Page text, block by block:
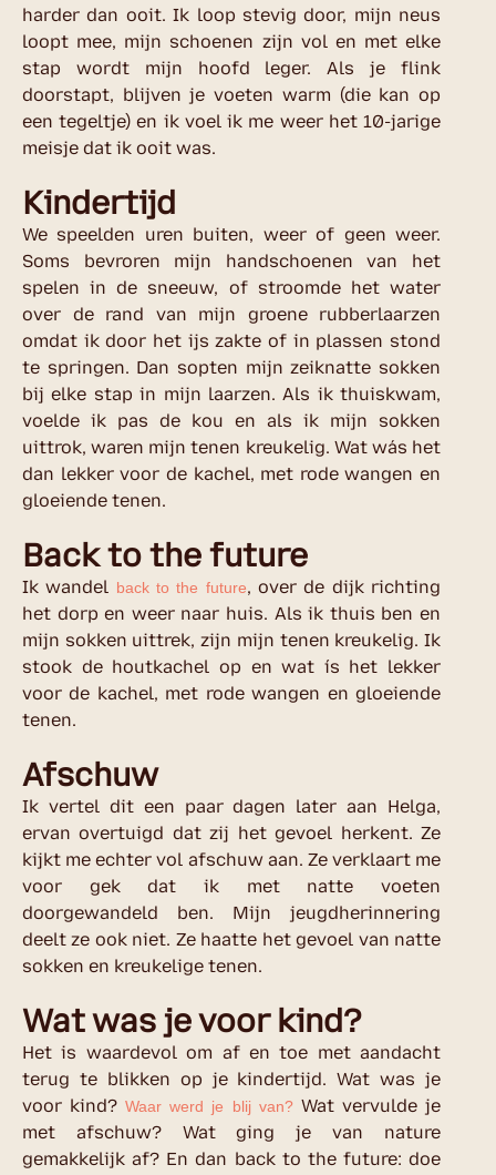
harder dan ooit. Ik loop stevig door, mijn neus
loopt mee, mijn schoenen zijn vol en met elke
stap wordt mijn hoofd leger. Als je flink
doorstapt, blijven je voeten warm (die kan op
een tegeltje) en ik voel ik me weer het 10-jarige
meisje dat ik ooit was.
Kindertijd
We speelden uren buiten, weer of geen weer.
Soms bevroren mijn handschoenen van het
spelen in de sneeuw, of stroomde het water
over de rand van mijn groene rubberlaarzen
omdat ik door het ijs zakte of in plassen stond
te springen. Dan sopten mijn zeiknatte sokken
bij elke stap in mijn laarzen. Als ik thuiskwam,
voelde ik pas de kou en als ik mijn sokken
uittrok, waren mijn tenen kreukelig. Wat wás het
dan lekker voor de kachel, met rode wangen en
gloeiende tenen.
Back to the future
Ik wandel back to the future, over de dijk richting
het dorp en weer naar huis. Als ik thuis ben en
mijn sokken uittrek, zijn mijn tenen kreukelig. Ik
stook de houtkachel op en wat ís het lekker
voor de kachel, met rode wangen en gloeiende
tenen.
Afschuw
Ik vertel dit een paar dagen later aan Helga,
ervan overtuigd dat zij het gevoel herkent. Ze
kijkt me echter vol afschuw aan. Ze verklaart me
voor gek dat ik met natte voeten
doorgewandeld ben. Mijn jeugdherinnering
deelt ze ook niet. Ze haatte het gevoel van natte
sokken en kreukelige tenen.
Wat was je voor kind?
Het is waardevol om af en toe met aandacht
terug te blikken op je kindertijd. Wat was je
voor kind?Waar werd je blij van?Wat vervulde je
met afschuw? Wat ging je van nature
gemakkelijk af? En dan back to the future: doe